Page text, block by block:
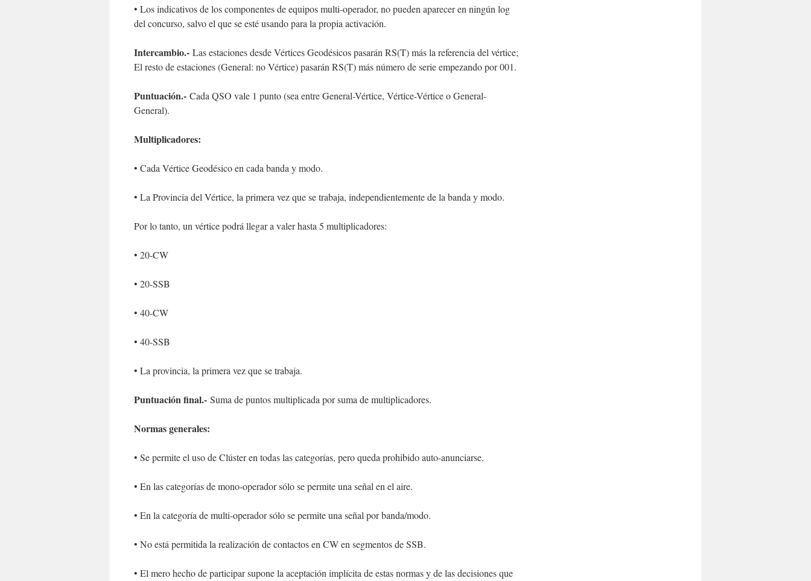
• Los indicativos de los componentes de equipos multi-operador, no pueden aparecer en ningún log
del concurso, salvo el que se esté usando para la propia activación.
Intercambio.- Las estaciones desde Vértices Geodésicos pasarán RS(T) más la referencia del vértice;
El resto de estaciones (General: no Vértice) pasarán RS(T) más número de serie empezando por 001.
Puntuación.- Cada QSO vale 1 punto (sea entre General-Vértice, Vértice-Vértice o General-
General).
Multiplicadores:
• Cada Vértice Geodésico en cada banda y modo.
• La Provincia del Vértice, la primera vez que se trabaja, independientemente de la banda y modo.
Por lo tanto, un vértice podrá llegar a valer hasta 5 multiplicadores:
• 20-CW
• 20-SSB
• 40-CW
• 40-SSB
• La provincia, la primera vez que se trabaja.
Puntuación final.- Suma de puntos multiplicada por suma de multiplicadores.
Normas generales:
• Se permite el uso de Clúster en todas las categorías, pero queda prohibido auto-anunciarse.
• En las categorías de mono-operador sólo se permite una señal en el aire.
• En la categoría de multi-operador sólo se permite una señal por banda/modo.
• No está permitida la realización de contactos en CW en segmentos de SSB.
• El mero hecho de participar supone la aceptación implícita de estas normas y de las decisiones que